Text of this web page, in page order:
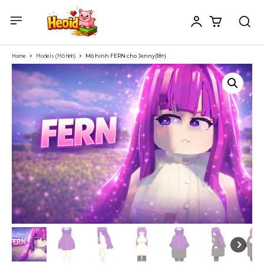
Home Models (Mô hình) Mô hình FERN cho Jenny(18+)